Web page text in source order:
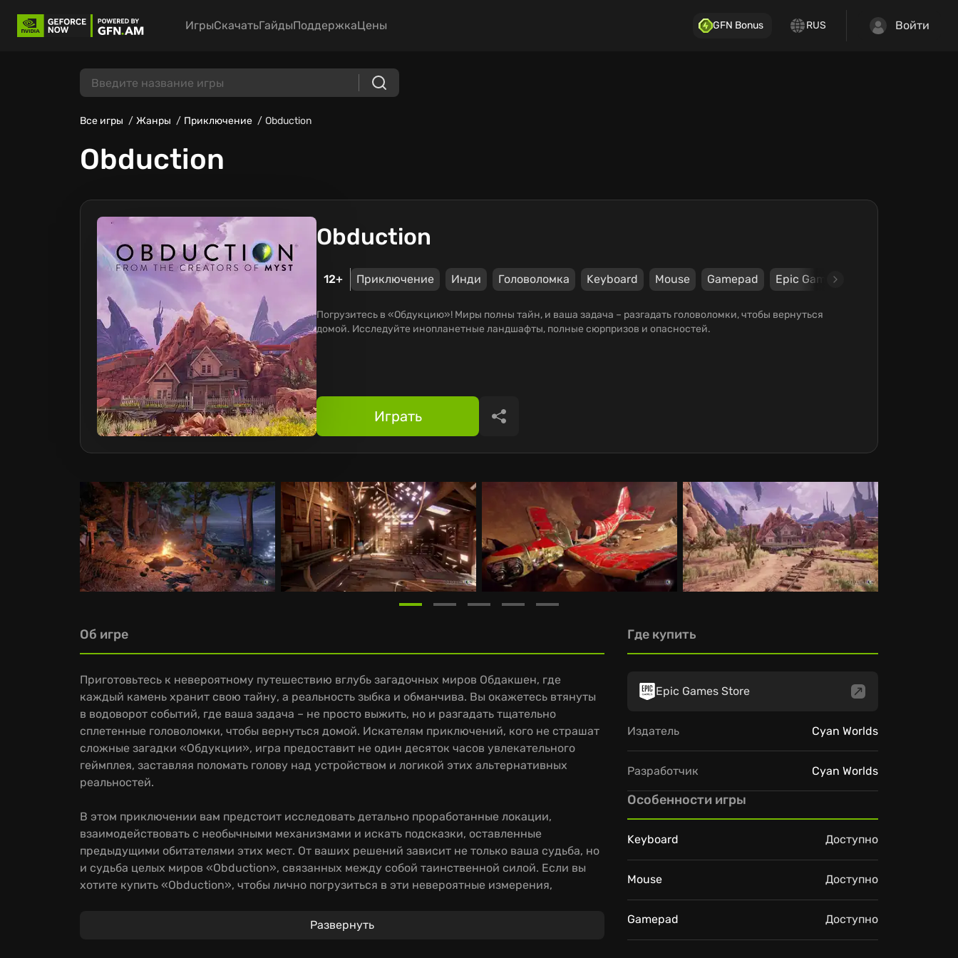
ИгрыСкачатьГайдыПоддержкаЦены GFN Bonus RUS Войти
Все игры Жанры Приключение Obduction
Obduction
Obduction
12+ Приключение Инди Головоломка Keyboard Mouse Gamepad Epic Games Store
Погрузитесь в «Обдукцию»! Миры полны тайн, и ваша задача – разгадать головоломки, чтобы вернуться
домой. Исследуйте инопланетные ландшафты, полные сюрпризов и опасностей.
Играть Поделиться
Об игре
Приготовьтесь к невероятному путешествию вглубь загадочных миров Обдакшен, где
каждый камень хранит свою тайну, а реальность зыбка и обманчива. Вы окажетесь втянуты
в водоворот событий, где ваша задача – не просто выжить, но и разгадать тщательно
сплетенные головоломки, чтобы вернуться домой. Искателям приключений, кого не страшат
сложные загадки «Обдукции», игра предоставит не один десяток часов увлекательного
геймплея, заставляя поломать голову над устройством и логикой этих альтернативных
реальностей.
В этом приключении вам предстоит исследовать детально проработанные локации,
взаимодействовать с необычными механизмами и искать подсказки, оставленные
предыдущими обитателями этих мест. От ваших решений зависит не только ваша судьба, но
и судьба целых миров «Obduction», связанных между собой таинственной силой. Если вы
хотите купить «Obduction», чтобы лично погрузиться в эти невероятные измерения,
Развернуть
Где купить
Epic Games Store
Издатель Cyan Worlds
Разработчик Cyan Worlds
Особенности игры
Keyboard Доступно
Mouse Доступно
Gamepad Доступно